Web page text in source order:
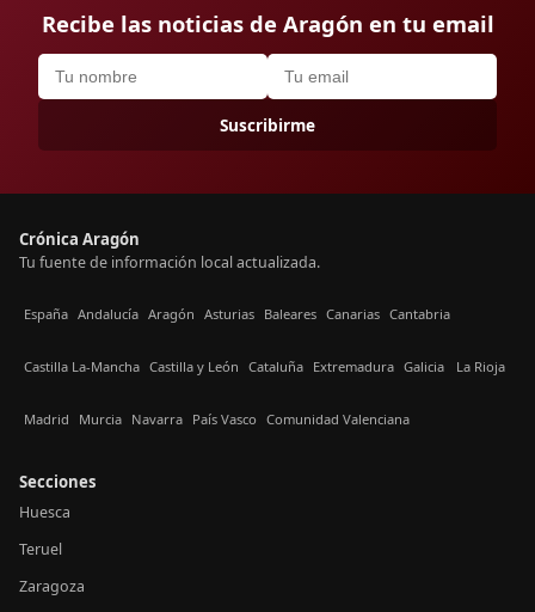
Recibe las noticias de Aragón en tu email
Suscribirme
Crónica Aragón
Tu fuente de información local actualizada.
España Andalucía Aragón Asturias Baleares Canarias Cantabria
Castilla La-Mancha Castilla y León Cataluña Extremadura Galicia La Rioja
Madrid Murcia Navarra País Vasco Comunidad Valenciana
Secciones
Huesca
Teruel
Zaragoza